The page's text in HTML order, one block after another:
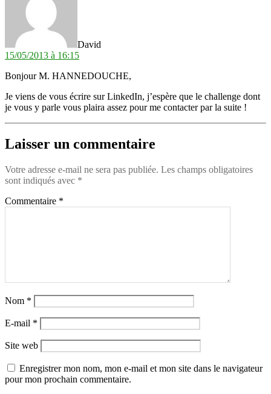
David
15/05/2013 à 16:15
Bonjour M. HANNEDOUCHE,
Je viens de vous écrire sur LinkedIn, j’espère que le challenge dont
je vous y parle vous plaira assez pour me contacter par la suite !
Laisser un commentaire
Votre adresse e-mail ne sera pas publiée. Les champs obligatoires
sont indiqués avec *
Commentaire *
Nom *
E-mail *
Site web
Enregistrer mon nom, mon e-mail et mon site dans le navigateur
pour mon prochain commentaire.